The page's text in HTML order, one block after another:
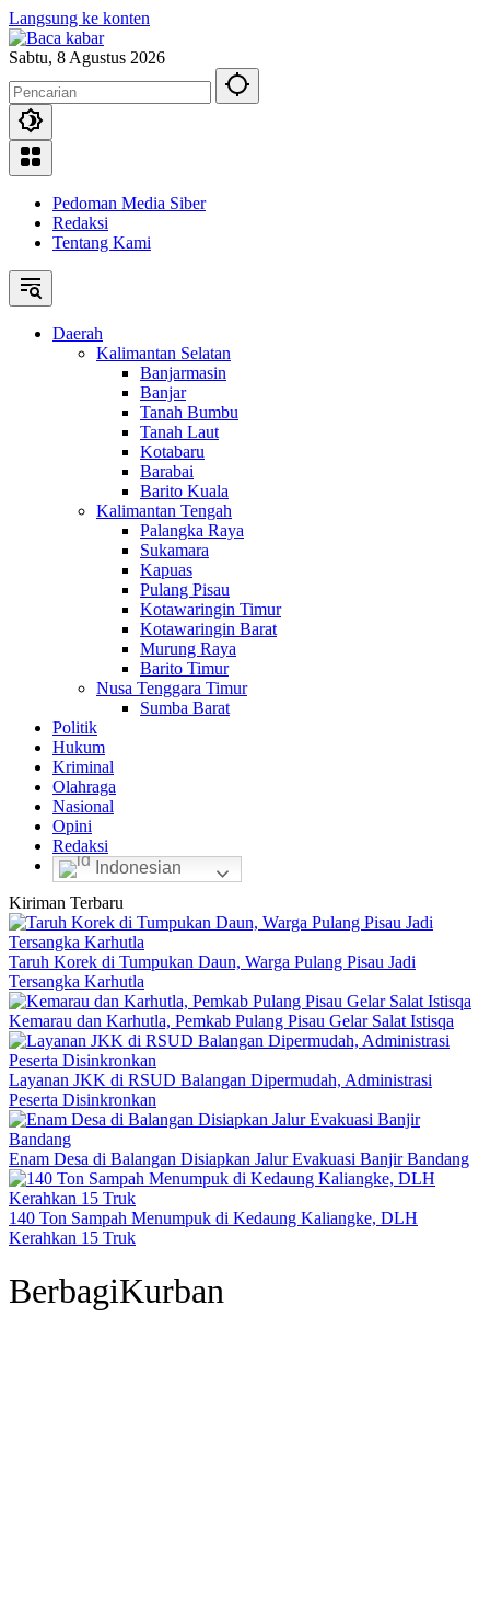
Langsung ke konten
Sabtu, 8 Agustus 2026
Pedoman Media Siber
Redaksi
Tentang Kami
Daerah
Kalimantan Selatan
Banjarmasin
Banjar
Tanah Bumbu
Tanah Laut
Kotabaru
Barabai
Barito Kuala
Kalimantan Tengah
Palangka Raya
Sukamara
Kapuas
Pulang Pisau
Kotawaringin Timur
Kotawaringin Barat
Murung Raya
Barito Timur
Nusa Tenggara Timur
Sumba Barat
Politik
Hukum
Kriminal
Olahraga
Nasional
Opini
Redaksi
Indonesian
Kiriman Terbaru
Taruh Korek di Tumpukan Daun, Warga Pulang Pisau Jadi
Tersangka Karhutla
Kemarau dan Karhutla, Pemkab Pulang Pisau Gelar Salat Istisqa
Layanan JKK di RSUD Balangan Dipermudah, Administrasi
Peserta Disinkronkan
Enam Desa di Balangan Disiapkan Jalur Evakuasi Banjir Bandang
140 Ton Sampah Menumpuk di Kedaung Kaliangke, DLH
Kerahkan 15 Truk
BerbagiKurban